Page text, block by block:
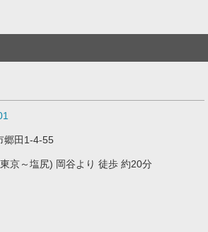
郷田1-4-55
京～塩尻) 岡谷より 徒歩 約20分